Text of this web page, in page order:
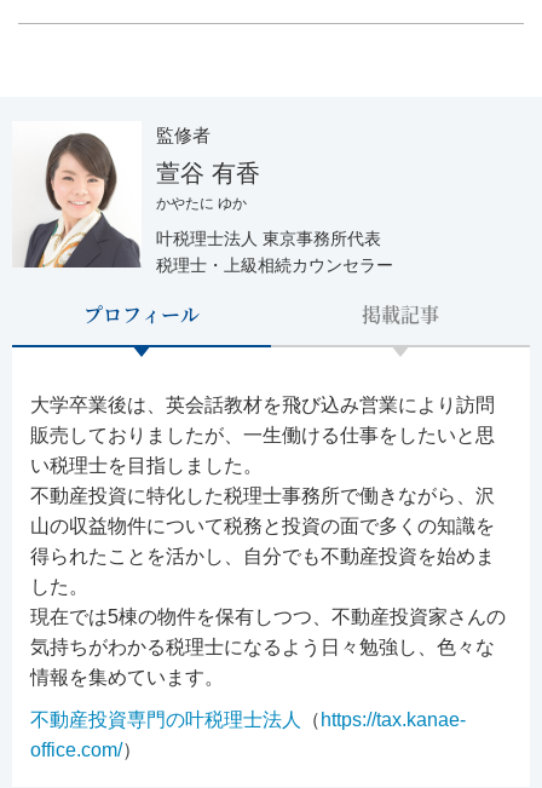
監修者
萱谷 有香
かやたに ゆか
叶税理士法人 東京事務所代表
税理士・上級相続カウンセラー
プロフィール 掲載記事
大学卒業後は、英会話教材を飛び込み営業により訪問
販売しておりましたが、一生働ける仕事をしたいと思
い税理士を目指しました。
不動産投資に特化した税理士事務所で働きながら、沢
山の収益物件について税務と投資の面で多くの知識を
得られたことを活かし、自分でも不動産投資を始めま
した。
現在では5棟の物件を保有しつつ、不動産投資家さんの
気持ちがわかる税理士になるよう日々勉強し、色々な
情報を集めています。
不動産投資専門の叶税理士法人 （ https://tax.kanae-
office.com/）